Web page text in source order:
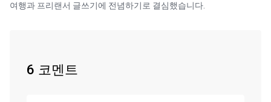
여행과 프리랜서 글쓰기에 전념하기로 결심했습니다.
6 코멘트